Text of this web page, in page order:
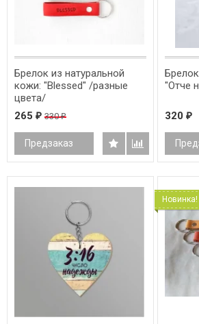
Брелок из натуральной
кожи: "Blessed" /разные
цвета/
265 ₽ 330₽
Предзаказ
"Отче
320 ₽
Новинка!